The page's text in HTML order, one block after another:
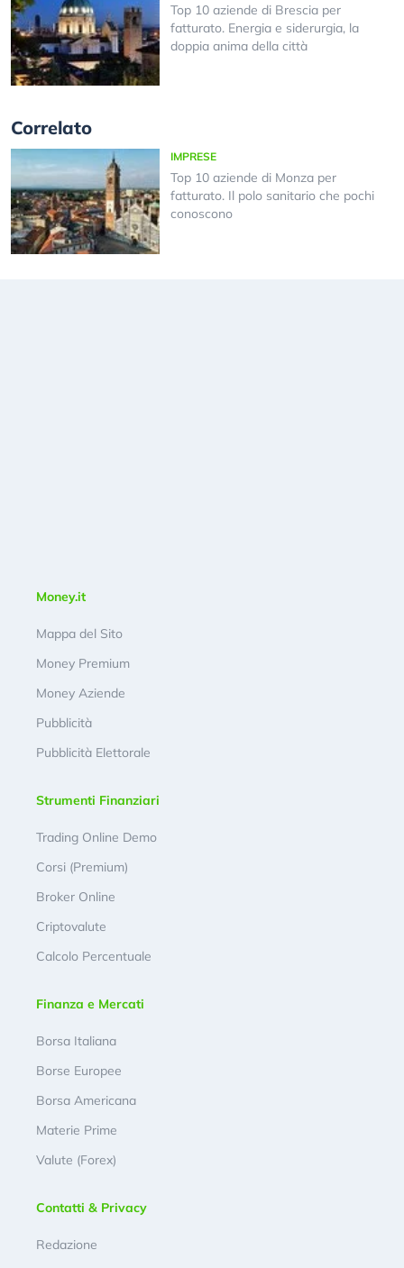
Top 10 aziende di Brescia per
fatturato. Energia e siderurgia, la
doppia anima della città
Correlato
IMPRESE
Top 10 aziende di Monza per
fatturato. Il polo sanitario che pochi
conoscono
Money.it
Mappa del Sito
Money Premium
Money Aziende
Pubblicità
Pubblicità Elettorale
Strumenti Finanziari
Trading Online Demo
Corsi (Premium)
Broker Online
Criptovalute
Calcolo Percentuale
Finanza e Mercati
Borsa Italiana
Borse Europee
Borsa Americana
Materie Prime
Valute (Forex)
Contatti & Privacy
Redazione